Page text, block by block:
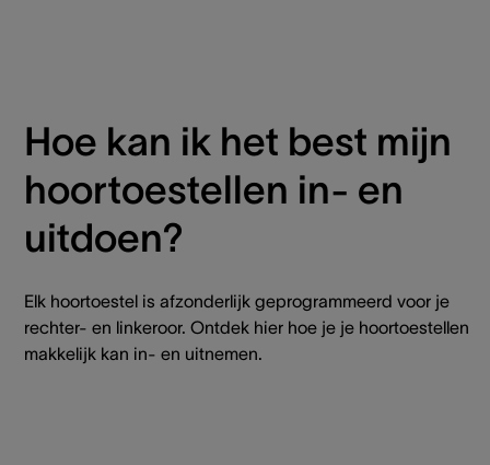
Hoe kan ik het best mijn
hoortoestellen in- en
uitdoen?
Elk hoortoestel is afzonderlijk geprogrammeerd voor je
rechter- en linkeroor. Ontdek hier hoe je je hoortoestellen
makkelijk kan in- en uitnemen.